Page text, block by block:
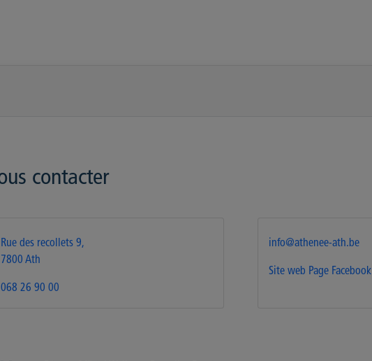
contacter
Rue des recollets 9,
7800 Ath
068 26 90 00
info@athenee-ath.be
Site web Page Facebook